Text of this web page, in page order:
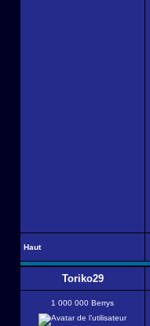
Haut
Toriko29
1 000 000 Berrys